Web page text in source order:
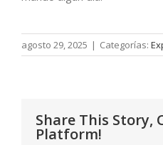
agosto 29, 2025 | Categorías:
Share This Story,
Platform!